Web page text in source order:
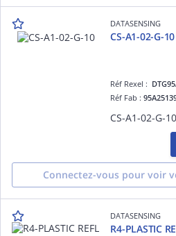
DATASENSING
CS-A1-02-G-10
Réf Rexel :
Réf Fab :
Connectez-vous pour voir
DATASENSING
R4-PLASTIC